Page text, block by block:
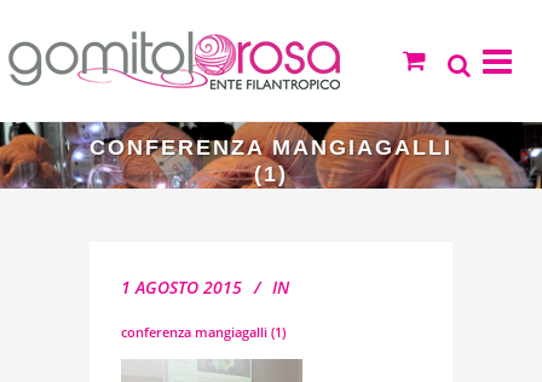
CONFERENZA MANGIAGALLI
(1)
1 AGOSTO 2015 IN
conferenza mangiagalli (1)